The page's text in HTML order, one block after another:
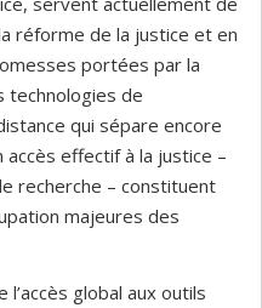
réforme de la justice et en
portées par la
technologies de
qui sépare encore
accès effectif à la justice –
recherche – constituent
majeures des
l’accès global aux outils